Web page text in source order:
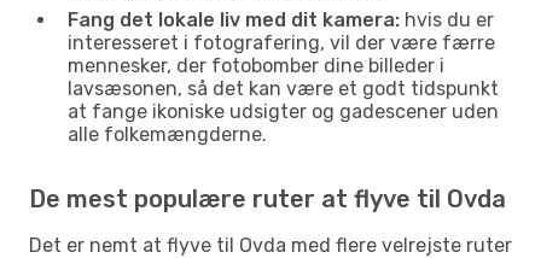
Fang det lokale liv med dit kamera: hvis du er
interesseret i fotografering, vil der være færre
mennesker, der fotobomber dine billeder i
lavsæsonen, så det kan være et godt tidspunkt
at fange ikoniske udsigter og gadescener uden
alle folkemængderne.
De mest populære ruter at flyve til Ovda
Det er nemt at flyve til Ovda med flere velrejste ruter